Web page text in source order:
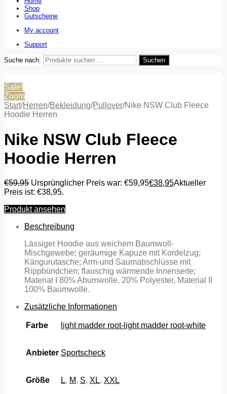
Shop
Gutscheine
My account
Support
Suche nach: Suchen
Sale!
Zoom
Start/Herren/Bekleidung/Pullover/Nike NSW Club Fleece
Hoodie Herren
Nike NSW Club Fleece
Hoodie Herren
€59,95 Ursprünglicher Preis war: €59,95€38,95Aktueller
Preis ist: €38,95.
Produkt ansehen
Beschreibung
Lässiger Hoodie aus weichem Baumwoll-
Mischgewebe; geräumige Kapuze mit Kordelzug;
Kängurutasche; Arm-und Saumabschlüsse mit
Rippbündchen; flauschig wärmende Innenseite;
Material I 80% Abumwolle, 20% Polyester, Material II
100% Baumwolle.
Zusätzliche Informationen
Farbe light madder root-light madder root-white
Anbieter Sportscheck
Größe L, M, S, XL, XXL